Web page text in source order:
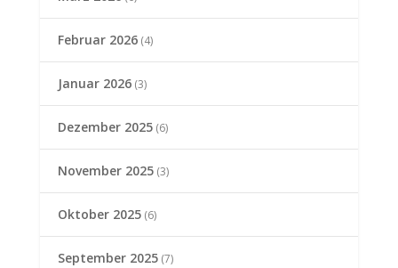
Februar 2026(4)
Januar 2026(3)
Dezember 2025(6)
November 2025(3)
Oktober 2025(6)
September 2025(7)